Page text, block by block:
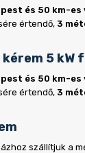
és 50 km-
értendő,3
5 kW
és 50 km-
értendő,3
szállítjuk a